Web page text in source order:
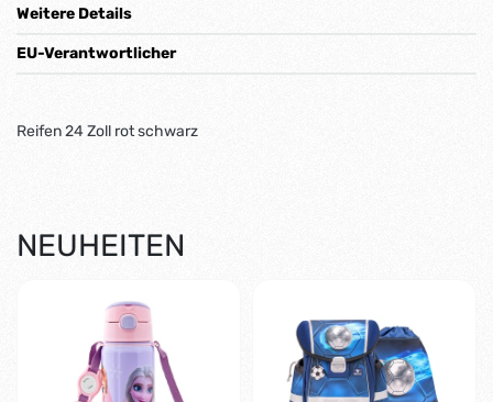
Weitere Details
EU-Verantwortlicher
Reifen 24 Zoll rot schwarz
NEUHEITEN